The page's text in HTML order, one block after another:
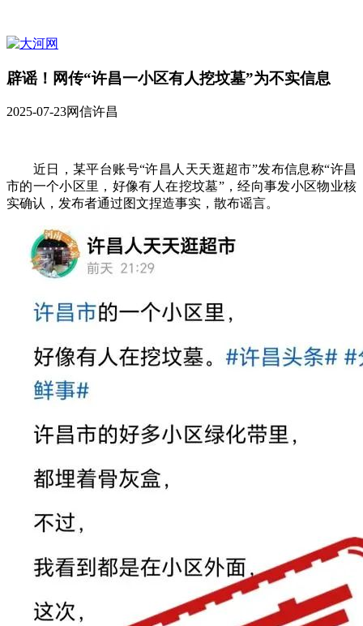
辟谣！网传“许昌一小区有人挖坟墓”为不实信息
2025-07-23网信许昌
近日，某平台账号“许昌人天天逛超市”发布信息称“许昌
市的一个小区里，好像有人在挖坟墓”，经向事发小区物业核
实确认，发布者通过图文捏造事实，散布谣言。